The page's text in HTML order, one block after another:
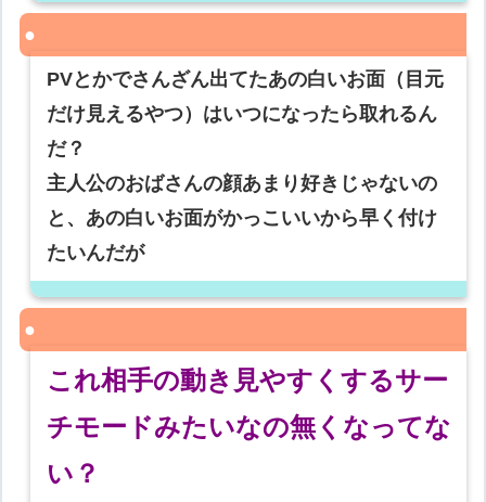
PVとかでさんざん出てたあの白いお面（目元
だけ見えるやつ）はいつになったら取れるん
だ？
主人公のおばさんの顔あまり好きじゃないの
と、あの白いお面がかっこいいから早く付け
たいんだが
これ相手の動き見やすくするサー
チモードみたいなの無くなってな
い？